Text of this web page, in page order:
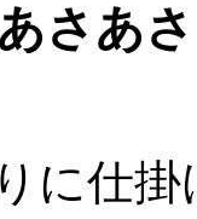
さあ
に仕